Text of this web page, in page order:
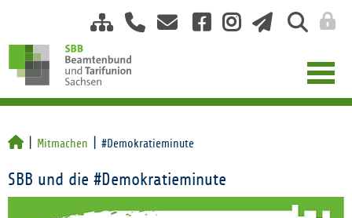
Mitmachen #Demokratieminute
SBB und die #Demokratieminute